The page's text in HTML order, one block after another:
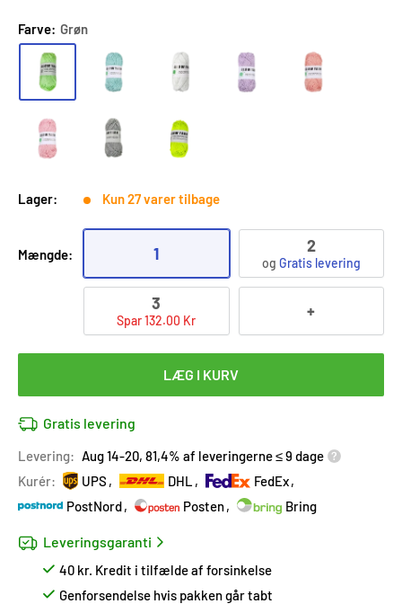
Farve: Grøn
Lager: Kun 27 varer tilbage
Mængde: 1 2
og Gratis levering
3
Spar 132.00 Kr +
LÆG I KURV
Gratis levering
Levering: Aug 14-20, 81,4% af leveringerne ≤ 9 dage
Kurér:
UPS DHL
FedEx
PostNord
Posten Bring
Leveringsgaranti
40 kr. Kredit i tilfælde af forsinkelse
Genforsendelse hvis pakken går tabt